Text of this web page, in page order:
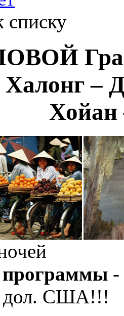
списку
–
программы
дол. США!!!